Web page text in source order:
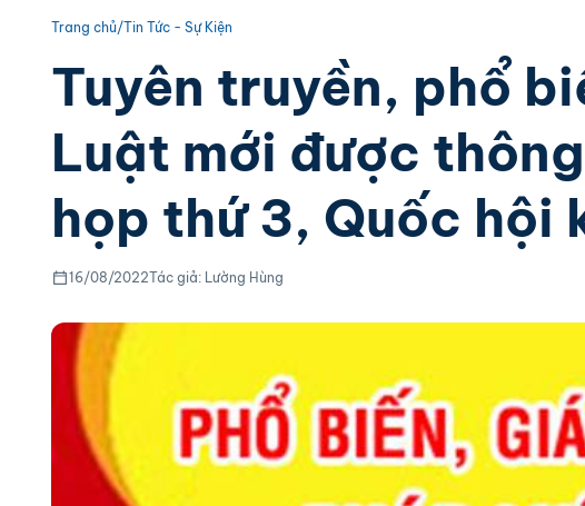
Trang chủ/Tin Tức - Sự Kiện
Tuyên truyền, phổ
Luật mới được
họp thứ 3, Quốc hội
16/08/2022Tác giả: Lường Hùng